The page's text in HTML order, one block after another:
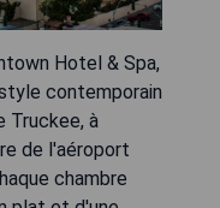
Hotel & Spa,
contemporain
Truckee, à
de l'aéroport
chambre